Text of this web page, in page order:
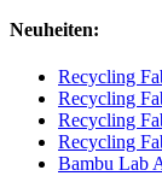
Neuheiten:
Recycling
Recycling
Recycling
Recycling
Bambu Lab